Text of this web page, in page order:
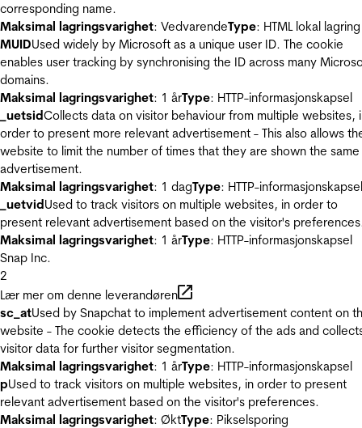
corresponding name.
Maksimal lagringsvarighet: VedvarendeType: HTML lokal lagring
MUIDUsed widely by Microsoft as a unique user ID. The cookie
enables user tracking by synchronising the ID across many
domains.
Maksimal lagringsvarighet: 1 årType: HTTP-informasjonskapsel
_uetsidCollects data on visitor behaviour from multiple websites,
order to present more relevant advertisement - This also allows
website to limit the number of times that they are shown the same
advertisement.
Maksimal lagringsvarighet: 1 dagType: HTTP-informasjonskapsel
_uetvidUsed to track visitors on multiple websites, in order to
present relevant advertisement based on the visitor's
Maksimal lagringsvarighet: 1 årType: HTTP-informasjonskapsel
Snap Inc.
2
Lær mer om denne leverandøren
sc_atUsed by Snapchat to implement advertisement content on
website - The cookie detects the efficiency of the ads and
visitor data for further visitor segmentation.
Maksimal lagringsvarighet: 1 årType: HTTP-informasjonskapsel
pUsed to track visitors on multiple websites, in order to present
relevant advertisement based on the visitor's preferences.
Maksimal lagringsvarighet: ØktType: Pikselsporing